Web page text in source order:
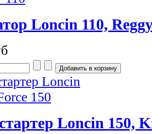
Loncin 110,
Loncin 150,